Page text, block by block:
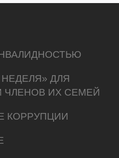
ДЛЯ
ЧЛЕНОВ ИХ СЕМЕЙ
КОРРУПЦИИ